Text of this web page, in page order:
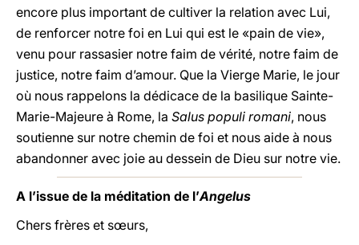
encore plus important de cultiver la relation avec Lui,
de renforcer notre foi en Lui qui est le «pain de vie»,
venu pour rassasier notre faim de vérité, notre faim de
justice, notre faim d’amour. Que la Vierge Marie, le jour
où nous rappelons la dédicace de la basilique Sainte-
Marie-Majeure à Rome, la Salus populi romani, nous
soutienne sur notre chemin de foi et nous aide à nous
abandonner avec joie au dessein de Dieu sur notre vie.
A l’issue de la méditation de l’Angelus
Chers frères et sœurs,